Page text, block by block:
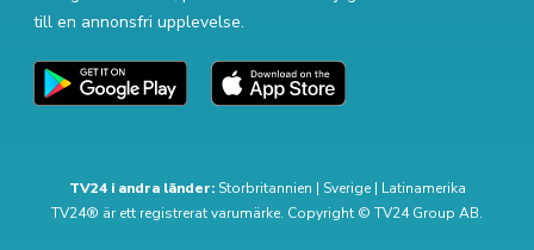
till en annonsfri upplevelse.
TV24 i andra länder: Storbritannien | Sverige| Latinamerika
TV24® är ett registrerat varumärke. Copyright © TV24 Group AB.